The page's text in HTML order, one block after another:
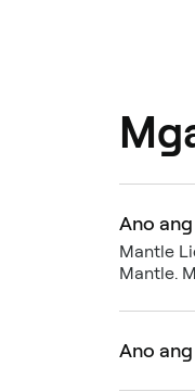
Ano
Mantle
Mantle.
Ano